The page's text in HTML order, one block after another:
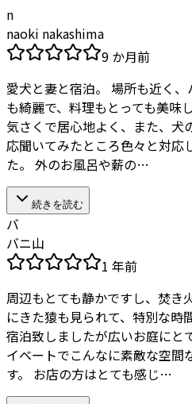
n
naoki nakashima
9 か月前
愛犬と妻と宿泊。 場所も近く
も綺麗で、料理もとっても美味
気さくで居心地よく、また、犬
応聞いてみたところ色々と対応
た。 外のお風呂や薪の…
続きを読む
バ
バニ山
1 年前
周辺もとても静かですし、焚き
にきた猿も見られて、特別な時
宿泊致しましたが広いお庭にと
イベートでこんなに素敵な空間
す。 お店の方はとても感じ…